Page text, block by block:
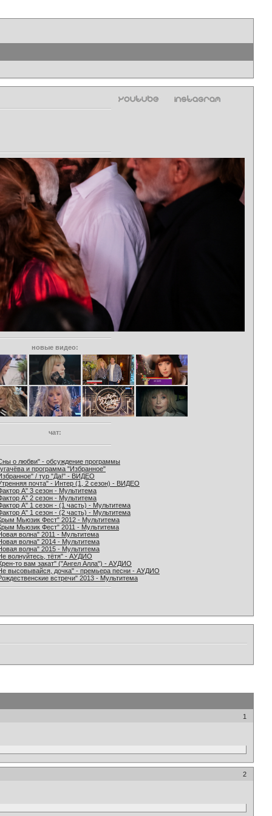
новые видео:
чат:
о любви" - обсуждение программы
и программа "Избранное"
/ тур "Да!" - ВИДЕО
почта" - Интер (1, 2 сезон) - ВИДЕО
А" 3 сезон - Мультитема
А" 2 сезон - Мультитема
А" 1 сезон - (1 часть) - Мультитема
А" 1 сезон - (2 часть) - Мультитема
Мьюзик Фест" 2012 - Мультитема
Мьюзик Фест" 2011 - Мультитема
волна" 2011 - Мультитема
волна" 2014 - Мультитема
волна" 2015 - Мультитема
волнуйтесь, тётя" - АУДИО
то вам закат" ("Ангел Алла") - АУДИО
высовывайся, дочка" - премьера песни - АУДИО
встречи" 2013 - Мультитема
1
2